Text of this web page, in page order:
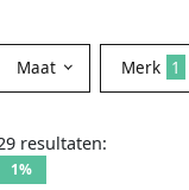
Maat Merk 1
resultaten:
1%